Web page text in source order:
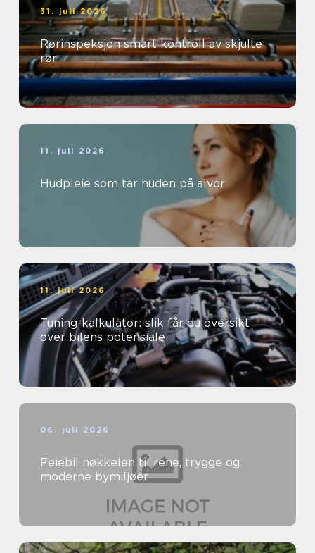
31. juli 2026
Rørinspeksjon smart kontroll av skjulte
rør
11. juli 2026
Hudpleie som tar huden på alvor
11. juli 2026
Tuning-kalkulator: slik får du oversikt
over bilens potensiale
06. juli 2026
Feiebil nøkkelen til rene, trygge og
moderne bymiljøer